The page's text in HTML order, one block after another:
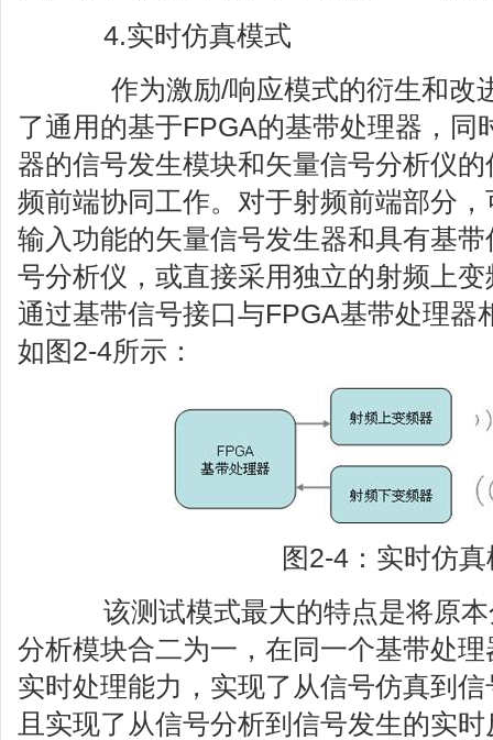
4.实时仿真模式
作为激励/响应模式的衍生和改
了通用的基于FPGA的基带处理器，同
器的信号发生模块和矢量信号分析仪
频前端协同工作。对于射频前端部分
输入功能的矢量信号发生器和具有基
号分析仪，或直接采用独立的射频上
通过基带信号接口与FPGA基带处理器
如图2-4所示：
图2-4：实时仿
该测试模式最大的特点是将原本
分析模块合二为一，在同一个基带处
实时处理能力，实现了从信号仿真到
且实现了从信号分析到信号发生的实